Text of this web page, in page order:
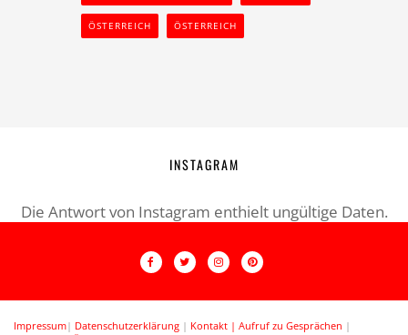
ÖSTERREICH ÖSTERREICH
INSTAGRAM
Die Antwort von Instagram enthielt ungültige Daten.
Impressum| Datenschutzerklärung | Kontakt | Aufruf zu Gesprächen |